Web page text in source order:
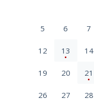
5 6 7
12 13 14
19 20 21
26 27 28